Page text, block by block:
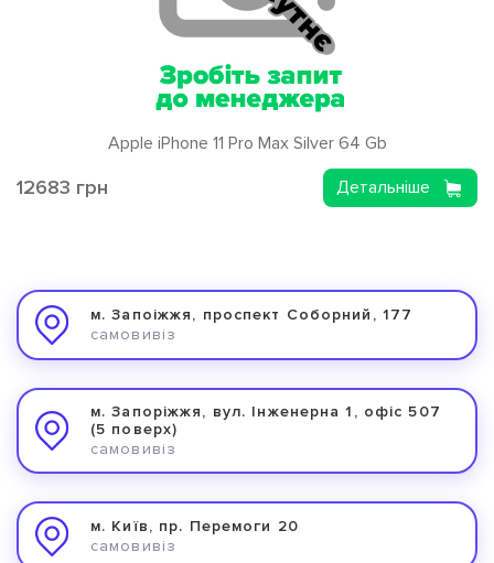
Apple iPhone 11 Pro Max Silver 64 Gb
12683 грн Детальніше
м. Запоіжжя, проспект Соборний, 177
самовивіз
м. Запоріжжя, вул. Інженерна 1, офіс 507
(5 поверх)
самовивіз
м. Київ, пр. Перемоги 20
самовивіз